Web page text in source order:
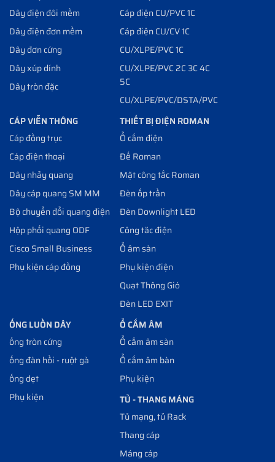
Dây điện đôi mềm
Dây điện đơn mềm
Dây đơn cứng
Dây xúp dính
Dây tròn đặc
Cáp điện CU/PVC 1C
Cáp điện CU/CV 1C
CU/XLPE/PVC 1C
CU/XLPE/PVC 2C 3C 4C
5C
CU/XLPE/PVC/DSTA/PVC
CÁP VIỄN THÔNG
Cáp đồng trục
Cáp điện thoại
Dây nhảy quang
Dây cáp quang SM MM
Bộ chuyển đổi quang điện
Hộp phối quang ODF
Cisco Small Business
Phụ kiện cáp đồng
THIẾT BỊ ĐIỆN ROMAN
Ổ cắm điện
Đế Roman
Mặt công tắc Roman
Đèn ốp trần
Đèn Downlight LED
Công tăc điện
Ổ âm sàn
Phụ kiện điện
Quạt Thông Gió
Đèn LED EXIT
ỐNG LUỒN DÂY
ống tròn cứng
ống đàn hồi - ruột gà
ống dẹt
Phụ kiện
Ổ CẮM ÂM
Ổ cắm âm sàn
Ổ cắm âm bàn
Phụ kiện
TỦ - THANG MÁNG
Tủ mạng, tủ Rack
Thang cáp
Máng cáp